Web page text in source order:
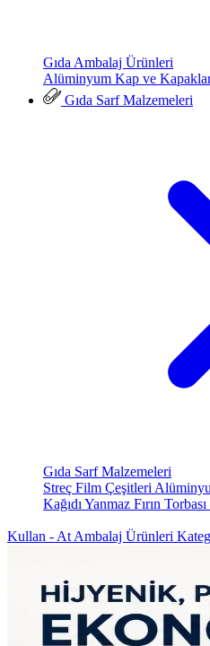
Gıda Ambalaj Ürünleri
Alüminyum Kap ve
Gıda Sarf Malzemeleri
Gıda Sarf Malzemeleri
Streç Film Çeşitleri
Kağıdı Yanmaz Fırın Torbası
Kullan - At Ambalaj Ürünleri